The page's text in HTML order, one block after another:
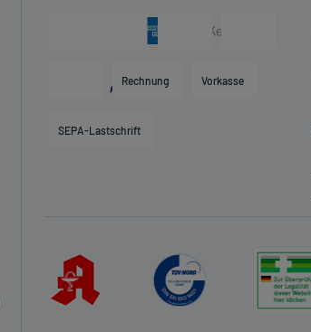
Rechnung Vorkasse
SEPA-Lastschrift